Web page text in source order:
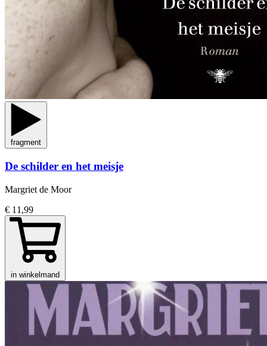
fragment
De schilder en het meisje
Margriet de Moor
€ 11,99
in winkelmand